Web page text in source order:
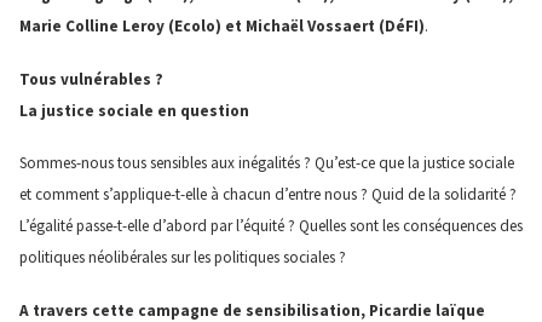
Marie Colline Leroy (Ecolo) et Michaël Vossaert (DéFI).
Tous vulnérables ?
La justice sociale en question
Sommes-nous tous sensibles aux inégalités ? Qu’est-ce que la justice sociale
et comment s’applique-t-elle à chacun d’entre nous ? Quid de la solidarité ?
L’égalité passe-t-elle d’abord par l’équité ? Quelles sont les conséquences des
politiques néolibérales sur les politiques sociales ?
A travers cette campagne de sensibilisation, Picardie laïque